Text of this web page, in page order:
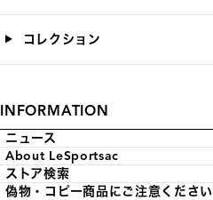
コレクション
INFORMATION
ニュース
About LeSportsac
ストア検索
偽物・コピー商品にご注意ください